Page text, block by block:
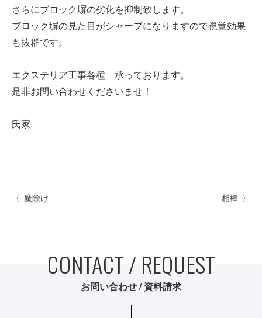
さらにブロック塀の劣化を抑制致します。
ブロック塀の見た目がシャープになりますので視覚効果
も抜群です。
エクステリア工事各種 承っております。
是非お問い合わせくださいませ！
氏家
魔除け 相棒
CONTACT / REQUEST
お問い合わせ / 資料請求